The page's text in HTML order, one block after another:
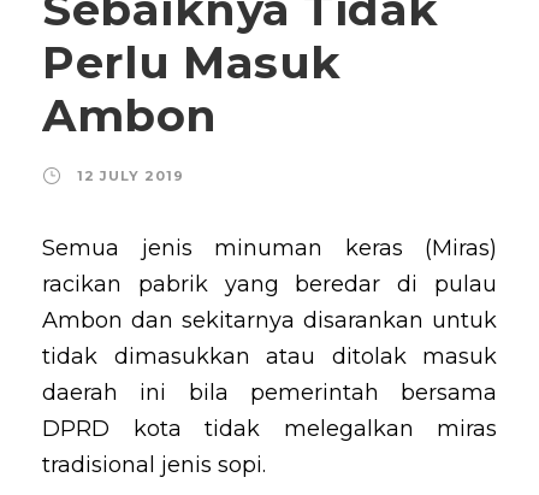
Perlu Masuk
Ambon
12 JULY 2019
Semua jenis minuman keras (Miras)
racikan pabrik yang beredar di pulau
Ambon dan sekitarnya disarankan untuk
tidak dimasukkan atau ditolak masuk
daerah ini bila pemerintah bersama
DPRD kota tidak melegalkan miras
tradisional jenis sopi.